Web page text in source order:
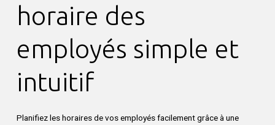
horaire des
employés simple et
intuitif
Planifiez les horaires de vos employés facilement grâce à une